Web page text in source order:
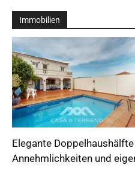
Immobilien
Elegante
Annehmlichkeiten und